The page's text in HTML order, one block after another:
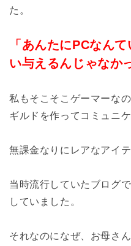
た。
「あんたにPCなん
い与えるんじゃなか
私もそこそこゲーマーな
ギルドを作ってコミュニ
無課金なりにレアなアイ
当時流行していたブログ
していました。
それなのになぜ、お母さ